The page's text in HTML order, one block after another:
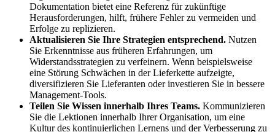
Dokumentation bietet eine Referenz für zukünftige
Herausforderungen, hilft, frühere Fehler zu vermeiden und
Erfolge zu replizieren.
Aktualisieren Sie Ihre Strategien entsprechend. Nutzen
Sie Erkenntnisse aus früheren Erfahrungen, um
Widerstandsstrategien zu verfeinern. Wenn beispielsweise
eine Störung Schwächen in der Lieferkette aufzeigte,
diversifizieren Sie Lieferanten oder investieren Sie in bessere
Management-Tools.
Teilen Sie Wissen innerhalb Ihres Teams. Kommunizieren
Sie die Lektionen innerhalb Ihrer Organisation, um eine
Kultur des kontinuierlichen Lernens und der Verbesserung zu